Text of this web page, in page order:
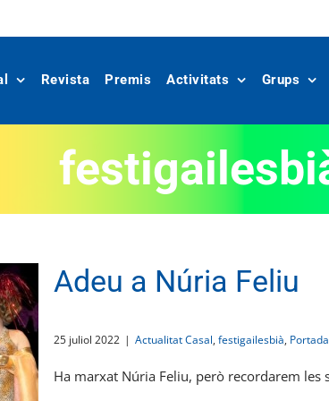
Revista Premis Activitats Grups
Adeu a Núria Feliu
25 juliol 2022 | Actualitat Casal, festigailesbià, Portada
Ha marxat Núria Feliu, però recordarem les